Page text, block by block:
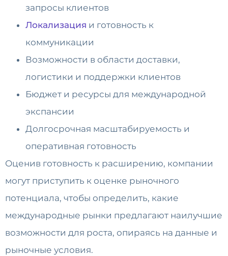
запросы клиентов
Локализация и готовность к
коммуникации
Возможности в области доставки,
логистики и поддержки клиентов
Бюджет и ресурсы для международной
экспансии
Долгосрочная масштабируемость и
оперативная готовность
Оценив готовность к расширению, компании
могут приступить к оценке рыночного
потенциала, чтобы определить, какие
международные рынки предлагают наилучшие
возможности для роста, опираясь на данные и
рыночные условия.